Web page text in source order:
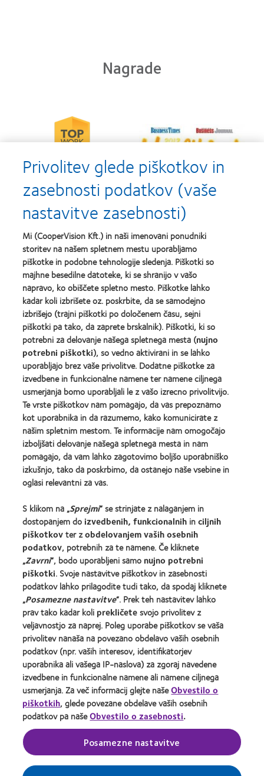
Nagrade
Learn
more
about
2010
Top
Workplaces
in
Bay
Learn
more
2012
&
2011
Healthiest
in
the
Bay
Area
Learn
more
about
Contact
Lens
Product
of
the
Year
Learn
more
about
Silmo
d’Or
best
product
award
with
MyDay™
Learn
more
about
Hermes
Creative
Awards
Learn
more
about
EyeVote
Readers’
Choice
Awards
Naši izdelki
Poiščite svoje kontaktne leče
Tehnologija kontaktnih leč
Najdite Optika
Nov uporabnik
Izkušen uporabnik
O družbi CooperVision
Zaposlitev pri družbi CooperVision
Središče za novice
Stik z nami
Legal
Pogoji zagotavljanja storitev
Pravilnik o piškotkih
Pravilnik o varovanju zasebnosti
Domača stran za specialiste za oči
Upravljanje prednostnih nastavitev privolitve
Privolitev glede piškotkov in
zasebnosti podatkov (vaše
nastavitve zasebnosti)
Mi (CooperVision Kft.) in naši imenovani ponudniki
storitev na našem spletnem mestu uporabljamo
piškotke in podobne tehnologije sledenja. Piškotki so
majhne besedilne datoteke, ki se shranijo v vašo
napravo, ko obiščete spletno mesto. Piškotke lahko
kadar koli izbrišete oz. poskrbite, da se samodejno
izbrišejo (trajni piškotki po določenem času, sejni
piškotki pa tako, da zaprete brskalnik). Piškotki, ki so
potrebni za delovanje našega spletnega mesta (nujno
potrebni piškotki), so vedno aktivirani in se lahko
uporabljajo brez vaše privolitve. Dodatne piškotke za
izvedbene in funkcionalne namene ter namene ciljnega
usmerjanja bomo uporabljali le z vašo izrecno privolitvijo.
Te vrste piškotkov nam pomagajo, da vas prepoznamo
kot uporabnika in da razumemo, kako komunicirate z
našim spletnim mestom. Te informacije nam omogočajo
izboljšati delovanje našega spletnega mesta in nam
pomagajo, da vam lahko zagotovimo boljšo uporabniško
izkušnjo, tako da poskrbimo, da ostanejo naše vsebine in
oglasi relevantni za vas.
S klikom na „Sprejmi“ se strinjate z nalaganjem in
dostopanjem do izvedbenih, funkcionalnih inciljnih
piškotkovter zobdelovanjem vaših osebnih
podatkov, potrebnih za te namene. Če kliknete
„Zavrni“, bodo uporabljeni samo nujno potrebni
piškotki. Svoje nastavitve piškotkov in zasebnosti
podatkov lahko prilagodite tudi tako, da spodaj kliknete
„Posamezne nastavitve“. Prek teh nastavitev lahko
prav tako kadar koli prekličetesvojo privolitev z
veljavnostjo za naprej. Poleg uporabe piškotkov se vaša
privolitev nanaša na povezano obdelavo vaših osebnih
podatkov (npr. vaših interesov, identifikatorjev
uporabnika ali vašega IP-naslova) za zgoraj navedene
izvedbene in funkcionalne namene ali namene ciljnega
usmerjanja. Za več informacij glejte našeObvestilo o
piškotkih, glede povezane obdelave vaših osebnih
podatkov pa našeObvestilo o zasebnosti.
Posamezne nastavitve